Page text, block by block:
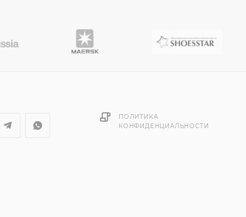
ПОЛИТИКА
КОНФИДЕНЦИАЛЬНОСТИ